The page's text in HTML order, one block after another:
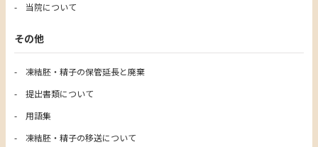
当院について
その他
凍結胚・精子の保管延長と廃棄
提出書類について
用語集
凍結胚・精子の移送について